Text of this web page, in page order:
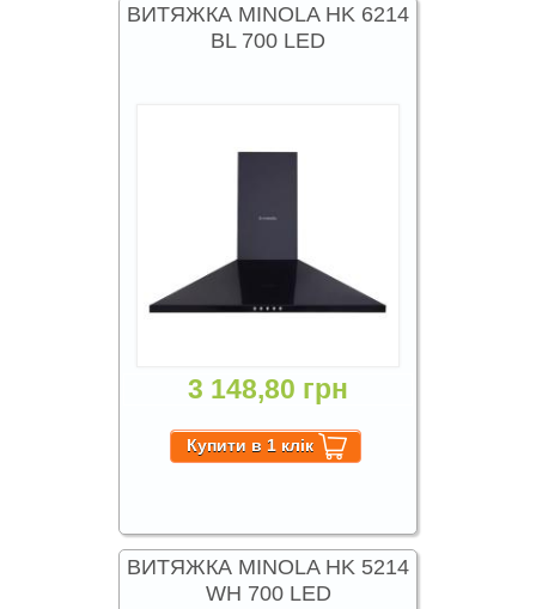
ВИТЯЖКА MINOLA HK 6214
BL 700 LED
3 148,80 грн
ВИТЯЖКА MINOLA HK 5214
WH 700 LED